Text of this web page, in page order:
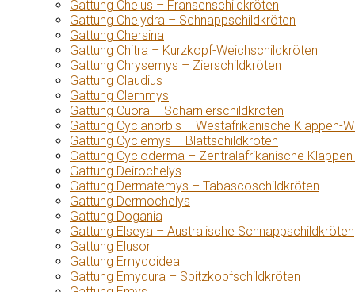
Gattung Chelus – Fransenschildkröten
Gattung Chelydra – Schnappschildkröten
Gattung Chersina
Gattung Chitra – Kurzkopf-Weichschildkröten
Gattung Chrysemys – Zierschildkröten
Gattung Claudius
Gattung Clemmys
Gattung Cuora – Scharnierschildkröten
Gattung Cyclanorbis – Westafrikanische Klappen-
Gattung Cyclemys – Blattschildkröten
Gattung Cycloderma – Zentralafrikanische
Gattung Deirochelys
Gattung Dermatemys – Tabascoschildkröten
Gattung Dermochelys
Gattung Dogania
Gattung Elseya – Australische Schnappschildkröten
Gattung Elusor
Gattung Emydoidea
Gattung Emydura – Spitzkopfschildkröten